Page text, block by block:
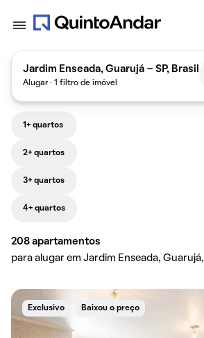
Jardim Enseada, Guarujá - SP, Brasil
Alugar · 1 filtro de imóvel
1+ quartos
2+ quartos
3+ quartos
4+ quartos
208 apartamentos
para alugar em Jardim Enseada, Guarujá,
Exclusivo Baixou o preço